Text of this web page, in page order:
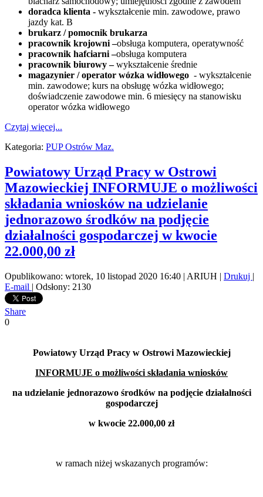
doradca klienta - wykształcenie min. zawodowe, prawo
jazdy kat. B
brukarz / pomocnik brukarza
pracownik krojowni –obsługa komputera, operatywność
pracownik hafciarni –obsługa komputera
pracownik biurowy –wykształcenie średnie
magazynier / operator wózka widłowego - wykształcenie
min. zawodowe; kurs na obsługę wózka widłowego;
doświadczenie zawodowe min. 6 miesięcy na stanowisku
operator wózka widłowego
Czytaj więcej...
Kategoria: PUP Ostrów Maz.
Powiatowy Urząd Pracy w Ostrowi
Mazowieckiej INFORMUJE o możliwości
składania wniosków na udzielanie
jednorazowo środków na podjęcie
działalności gospodarczej w kwocie
22.000,00 zł
Opublikowano: wtorek, 10 listopad 2020 16:40 | ARIUH | Drukuj |
E-mail | Odsłony: 2130
Share
0
Powiatowy Urząd Pracy w Ostrowi Mazowieckiej
INFORMUJE o możliwości składania wniosków
na udzielanie jednorazowo środków na podjęcie działalności
gospodarczej
w kwocie 22.000,00 zł
w ramach niżej wskazanych programów: